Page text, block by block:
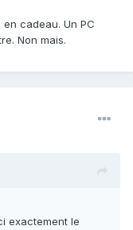
cadeau. Un PC
Non mais.
exactement le